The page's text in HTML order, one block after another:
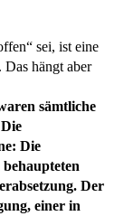
sei, ist eine
Das hängt aber
sämtliche
Die
Der
einer in